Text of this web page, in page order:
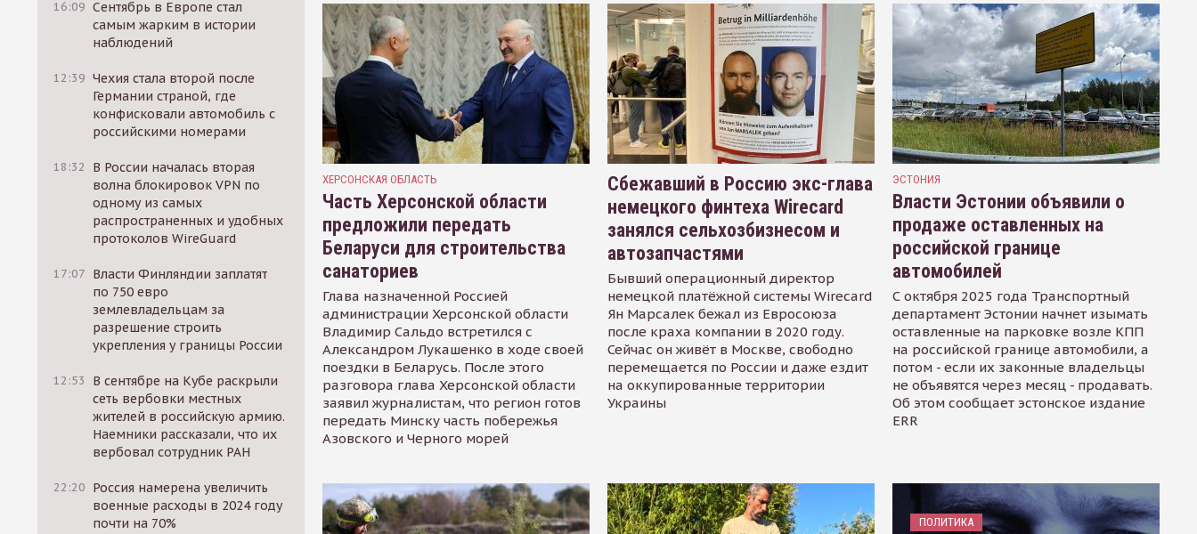
16:09 Сентябрь в Европе стал
самым жарким в истории
наблюдений
12:39 Чехия стала второй после
Германии страной, где
конфисковали автомобиль с
российскими номерами
18:32
В России началась вторая
волна блокировок VPN по
одному из самых
распространенных и удобных
протоколов WireGuard
17:07 Власти Финляндии заплатят
по 750 евро
землевладельцам за
разрешение строить
укрепления у границы России
12:53
В сентябре на Кубе раскрыли
сеть вербовки местных
жителей в российскую армию.
Наемники рассказали, что их
вербовал сотрудник РАН
22:20 Россия намерена увеличить
военные расходы в 2024 году
почти на 70%
ХЕРСОНСКАЯ ОБЛАСТЬ
Часть Херсонской области
предложили передать
Беларуси для строительства
санаториев
Глава назначенной Россией
администрации Херсонской области
Владимир Сальдо встретился с
Александром Лукашенко в ходе своей
поездки в Беларусь. После этого
разговора глава Херсонской области
заявил журналистам, что регион готов
передать Минску часть побережья
Азовского и Черного морей
Сбежавший в Россию экс-глава
немецкого финтеха Wirecard
занялся сельхозбизнесом и
автозапчастями
Бывший операционный директор
немецкой платёжной системы Wirecard
Ян Марсалек бежал из Евросоюза
после краха компании в 2020 году.
Сейчас он живёт в Москве, свободно
перемещается по России и даже ездит
на оккупированные территории
Украины
ЭСТОНИЯ
Власти Эстонии объявили о
продаже оставленных на
российской границе
автомобилей
С октября 2025 года Транспортный
департамент Эстонии начнет изымать
оставленные на парковке возле КПП
на российской границе автомобили, а
потом - если их законные владельцы
не объявятся через месяц - продавать.
Об этом сообщает эстонское издание
ERR
ПОЛИТИКА